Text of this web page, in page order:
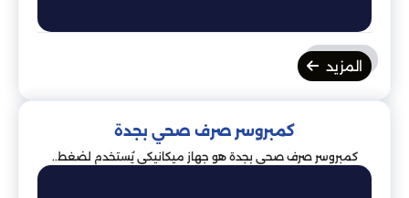
المزيد
كمبروسر صرف صحي بجدة
كمبروسر صرف صحي بجدة هو جهاز ميكانيكي يُستخدم لضغط..